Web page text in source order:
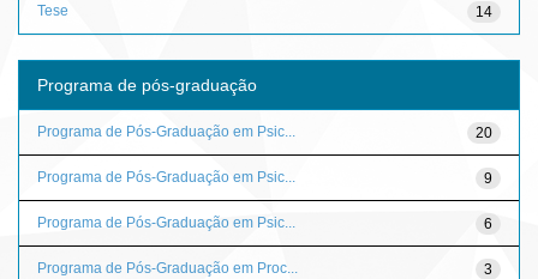
14
Tese
Programa de pós-graduação
20
Programa de Pós-Graduação em Psic...
9
Programa de Pós-Graduação em Psic...
6
Programa de Pós-Graduação em Psic...
3
Programa de Pós-Graduação em Proc...